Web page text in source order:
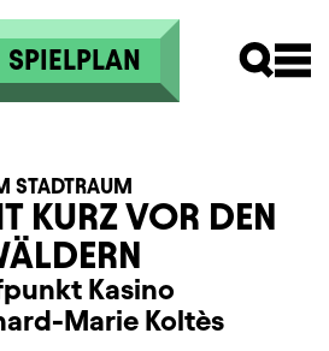
SPIELPLAN
KURZ VOR DEN
STADTRAUM
Kasino
Marie Koltès